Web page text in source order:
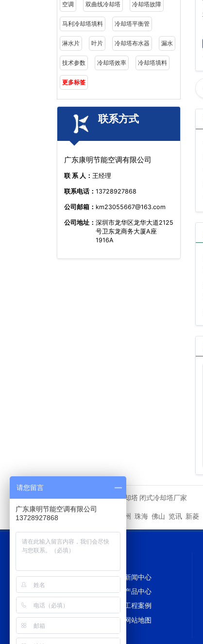
空调 双曲线冷却塔 冷却塔故障
马利冷却塔填料 冷却塔平衡管
淋水片 叶片 冷却塔布水器 漏水
技术参数 冷却塔效率 冷却塔填料
更多标签
联系方式
广东康明节能空调有限公司
联 系 人： 王经理
联系电话： 13728927868
公司邮箱： km23055667@163.com
公司地址： 深圳市龙华区龙华大道2125
号卫东龙商务大厦A座
1916A
友情链接 马利冷却塔 闭式冷却塔厂家
广州 珠海 佛山 览讯 新菱
网站首页
新闻中心
冷却塔百科
产品中心
冷却塔配件
工程案例
冷却塔维修
网站地图
请您留言
广东康明节能空调有限公司
13728927868